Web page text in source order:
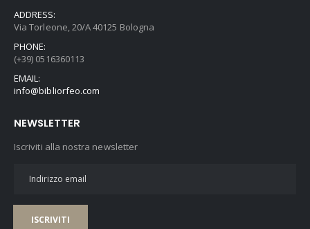
ADDRESS:
Via Torleone, 20/A 40125 Bologna
PHONE:
(+39) 0516360113
EMAIL:
info@bibliorfeo.com
NEWSLETTER
Iscriviti alla nostra newsletter
ISCRIVITI